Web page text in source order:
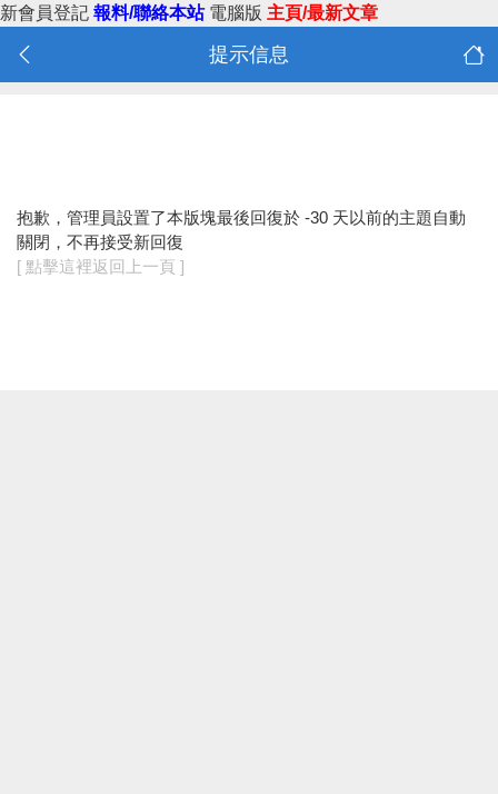
新會員登記 報料/聯絡本站 電腦版 主頁/最新文章
提示信息
抱歉，管理員設置了本版塊最後回復於 -30 天以前的主題自動
關閉，不再接受新回復
[ 點擊這裡返回上一頁 ]